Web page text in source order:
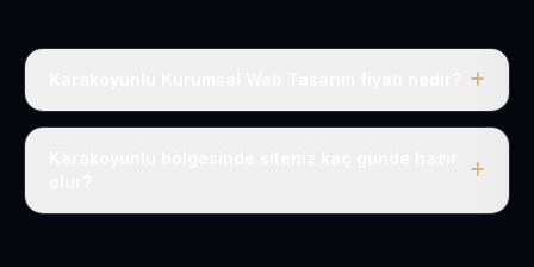
Tek fiyat uygulanır: yıllık 50 USD + KDV. Bu bedele alan